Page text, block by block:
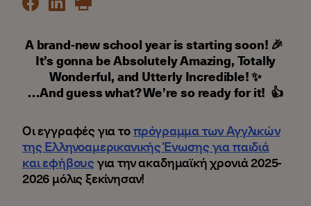
Α brand-new school year is starting soon! 🎉
It’s gonna be Absolutely Amazing, Totally
Wonderful, and Utterly Incredible! ✨
…And guess what? We’re so ready for it! 👍
Οι εγγραφές για τοπρόγραμμα των Αγγλικών
της Ελληνοαμερικανικής Ένωσης για παιδιά
και εφήβουςγια την ακαδημαϊκή χρονιά 2025-
2026 μόλις ξεκίνησαν!